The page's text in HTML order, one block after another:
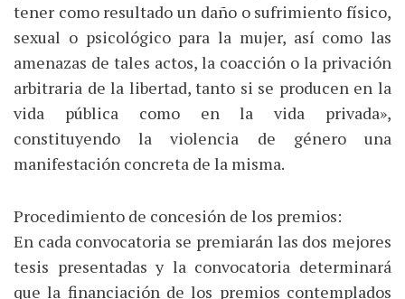
tener como resultado un daño o sufrimiento físico,
sexual o psicológico para la mujer, así como las
amenazas de tales actos, la coacción o la privación
arbitraria de la libertad, tanto si se producen en la
vida pública como en la vida privada»,
constituyendo la violencia de género una
manifestación concreta de la misma.
Procedimiento de concesión de los premios:
En cada convocatoria se premiarán las dos mejores
tesis presentadas y la convocatoria determinará
que la financiación de los premios contemplados